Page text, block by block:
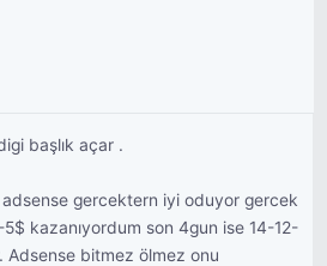
başlık açar .
gercektern iyi oduyor gercek
kazanıyordum son 4gun ise 14-12-
Adsense bitmez ölmez onu